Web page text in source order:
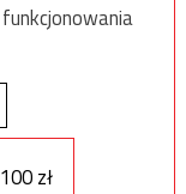
100 zł